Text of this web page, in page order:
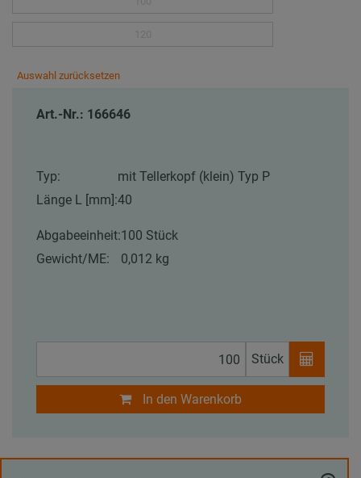
Auswahl zurücksetzen
Art.-Nr.: 166646
Typ:
mit Tellerkopf (klein) Typ P
Länge L [mm]:40
Abgabeeinheit:100 Stück
Gewicht/ME:
0,012 kg
Stück
In den Warenkorb